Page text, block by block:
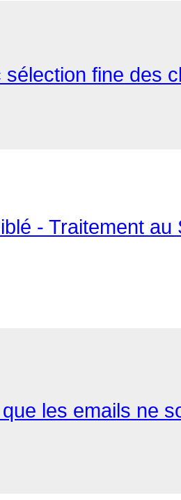
fine des
- Traitement au
les emails ne